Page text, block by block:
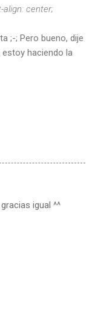
align: center;
;-; Pero bueno, dije
haciendo la
igual ^^